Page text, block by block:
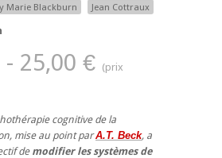
Marie Blackburn Jean Cottraux
- 25,00 €
cognitive de la
mise au point parA.T. Beck, a
de modifier les systèmes de